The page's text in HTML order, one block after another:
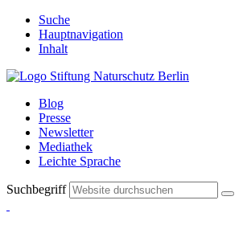
Suche
Hauptnavigation
Inhalt
Blog
Presse
Newsletter
Mediathek
Leichte Sprache
Suchbegriff